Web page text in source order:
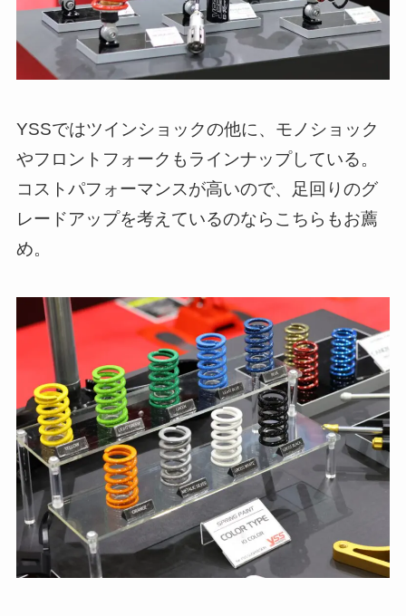
YSSではツインショックの他に、モノショック
やフロントフォークもラインナップしている。
コストパフォーマンスが高いので、足回りのグ
レードアップを考えているのならこちらもお薦
め。